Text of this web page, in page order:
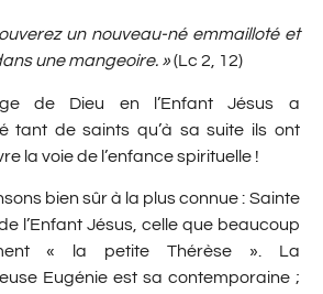
un nouveau-né emmailloté et
une mangeoire. »(Lc 2, 12)
de Dieu en l’Enfant Jésus a
tant de saints qu’à sa suite ils ont
la voie de l’enfance spirituelle !
bien sûr à la plus connue : Sainte
l’Enfant Jésus, celle que beaucoup
« la petite Thérèse ». La
Eugénie est sa contemporaine ;